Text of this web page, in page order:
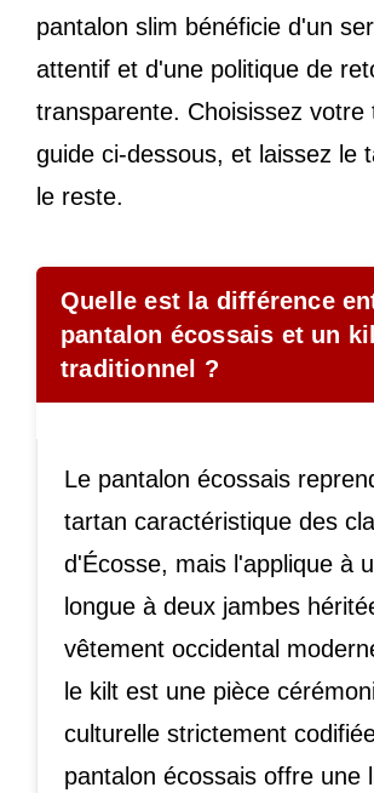
pantalon slim bénéficie d'un
attentif et d'une politique de
transparente. Choisissez votre
guide ci-dessous, et laissez le
le reste.
Quelle est la différence
pantalon écossais et un
traditionnel ?
Le pantalon écossais
tartan caractéristique des
d'Écosse, mais l'applique à
longue à deux jambes
vêtement occidental
le kilt est une pièce
culturelle strictement
pantalon écossais offre une